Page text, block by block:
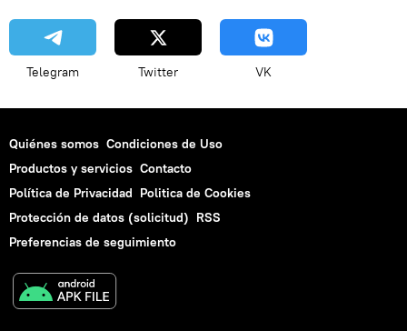
Telegram Twitter VK
Quiénes somos Condiciones de Uso
Productos y servicios Contacto
Política de Privacidad Politica de Cookies
Protección de datos (solicitud) RSS
Preferencias de seguimiento